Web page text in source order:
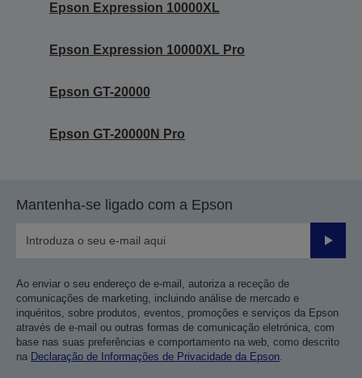
Epson Expression 10000XL
Epson Expression 10000XL Pro
Epson GT-20000
Epson GT-20000N Pro
Mantenha-se ligado com a Epson
Enviar
Ao enviar o seu endereço de e-mail, autoriza a receção de
comunicações de marketing, incluindo análise de mercado e
inquéritos, sobre produtos, eventos, promoções e serviços da Epson
através de e-mail ou outras formas de comunicação eletrónica, com
base nas suas preferências e comportamento na web, como descrito
na Declaração de Informações de Privacidade da Epson.